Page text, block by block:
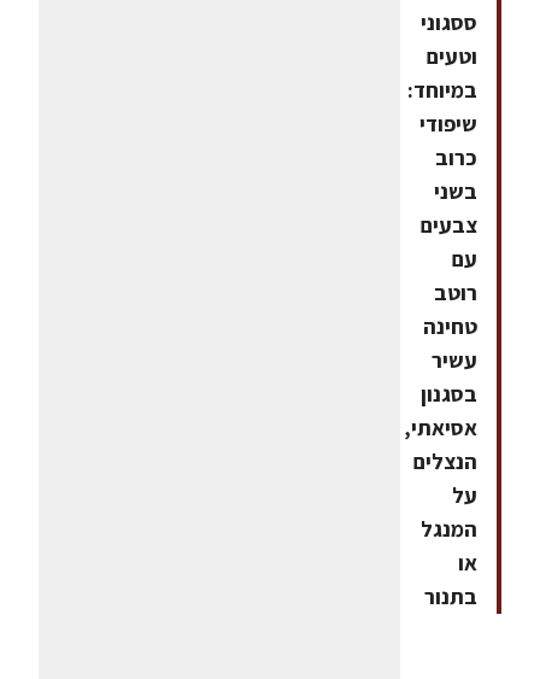
ססגוני
וטעים
במיוחד:
שיפודי
כרוב
בשני
צבעים
עם
רוטב
טחינה
עשיר
בסגנון
אסיאתי,
הנצלים
על
המנגל
או
בתנור